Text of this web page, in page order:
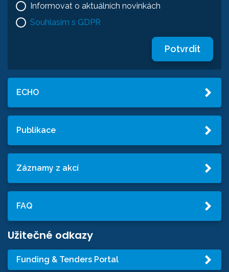
Informovat o aktuálních novinkách
Souhlasím s GDPR
Potvrdit
ECHO
Publikace
Záznamy z akcí
FAQ
Užitečné odkazy
Funding & Tenders Portal